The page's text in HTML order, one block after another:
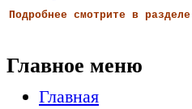
Подробнее смотрите в разделе
Главное меню
Главная